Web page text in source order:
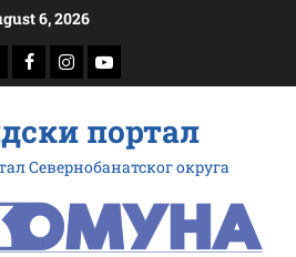
6, 2026
Фацебоок
Инстаграм
Yоутубе
портал
Севернобанатског округа